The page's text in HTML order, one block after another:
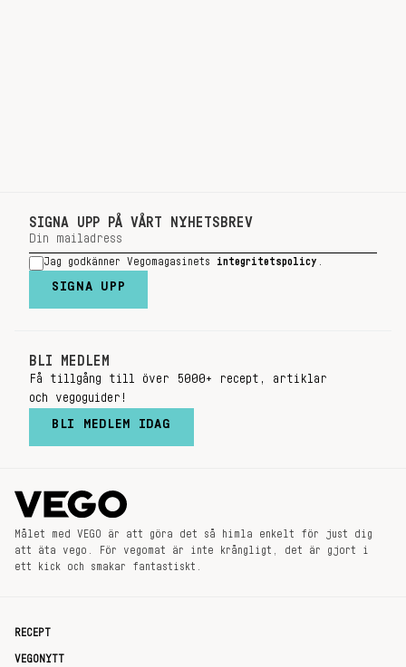
SIGNA UPP PÅ VÅRT NYHETSBREV
Jag godkänner Vegomagasinets integritetspolicy
SIGNA UPP
BLI MEDLEM
Få tillgång till över 5000+ recept, artiklar
och vegoguider!
BLI MEDLEM IDAG
Målet med VEGO är att göra det så himla enkelt för just dig
att äta vego. För vegomat är inte krångligt, det är gjort i
ett kick och smakar fantastiskt.
RECEPT
VEGONYTT